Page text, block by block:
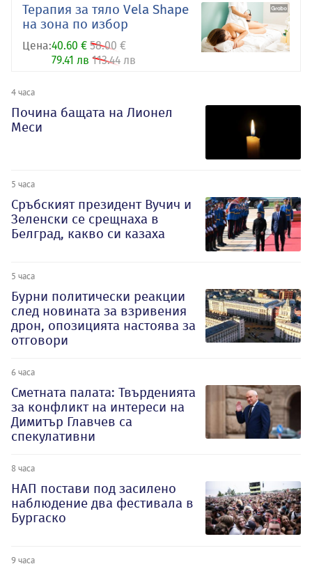
Терапия за тяло Vela Shape
на зона по избор
Цена:40.60 € 58.00 €
79.41 лв 113.44 лв
4 часа
Почина бащата на Лионел
Меси
5 часа
Сръбският президент Вучич и
Зеленски се срещнаха в
Белград, какво си казаха
5 часа
Бурни политически реакции
след новината за взривения
дрон, опозицията настоява за
отговори
6 часа
Сметната палата: Твърденията
за конфликт на интереси на
Димитър Главчев са
спекулативни
8 часа
НАП постави под засилено
наблюдение два фестивала в
Бургаско
9 часа